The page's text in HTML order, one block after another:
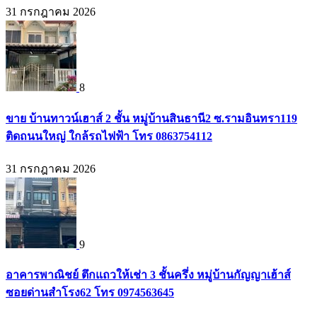
31 กรกฎาคม 2026
8
ขาย บ้านทาวน์เฮาส์ 2 ชั้น หมู่บ้านสินธานี2 ซ.รามอินทรา119
ติดถนนใหญ่ ใกล้รถไฟฟ้า โทร 0863754112
31 กรกฎาคม 2026
9
อาคารพาณิชย์ ตึกแถวให้เช่า 3 ชั้นครึ่ง หมู่บ้านกัญญาเฮ้าส์
ซอยด่านสำโรง62 โทร 0974563645